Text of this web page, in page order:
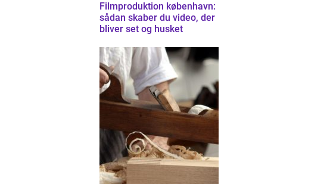
Filmproduktion københavn:
sådan skaber du video, der
bliver set og husket